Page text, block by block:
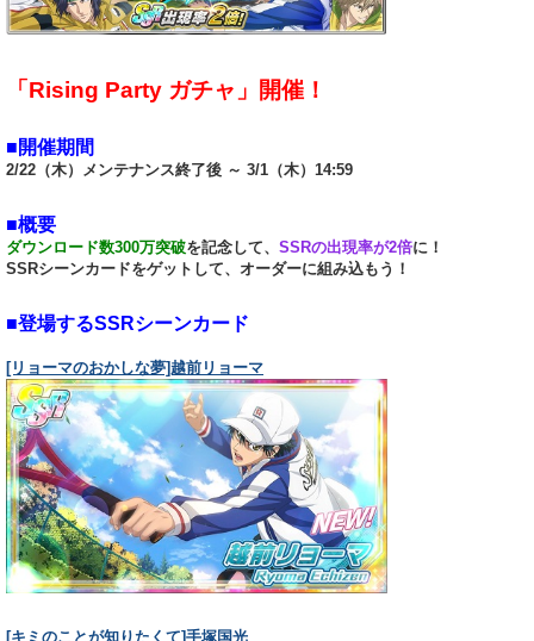
「Rising Party ガチャ」開催！
■開催期間
2/22（木）メンテナンス終了後 ～ 3/1（木）14:59
■概要
ダウンロード数300万突破を記念して、 SSRの出現率が2倍に！
SSRシーンカードをゲットして、オーダーに組み込もう！
■登場するSSRシーンカード
[リョーマのおかしな夢]越前リョーマ
[キミのことが知りたくて]手塚国光